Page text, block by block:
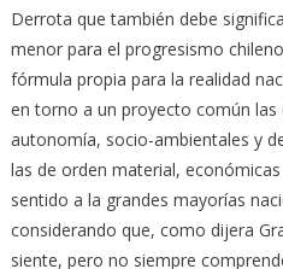
Derrota que también debe
menor para el progresismo
fórmula propia para la realidad
en torno a un proyecto común las
autonomía, socio-ambientales y
las de orden material,
sentido a la grandes mayorías
considerando que, como dijera
siente, pero no siempre